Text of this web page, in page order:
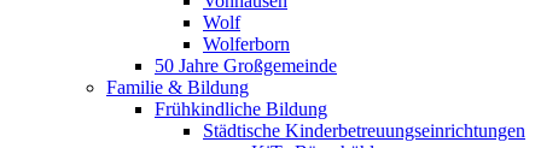
Wolf
Wolferborn
50 Jahre Großgemeinde
Familie & Bildung
Frühkindliche Bildung
Städtische Kinderbetreuungseinrichtungen